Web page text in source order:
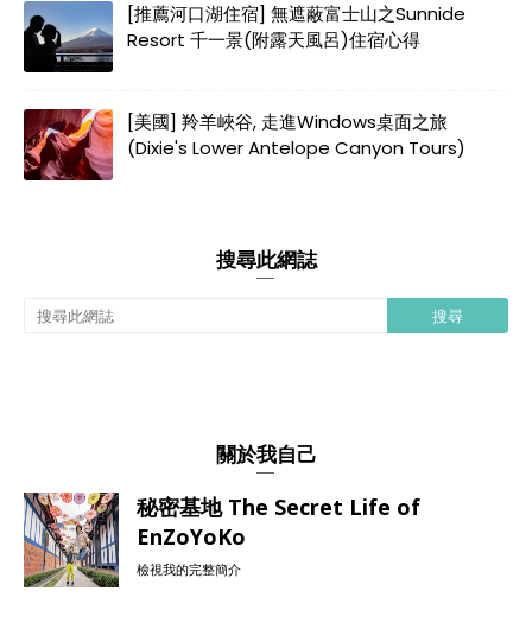
[推薦河口湖住宿] 無遮蔽富士山之Sunnide
Resort 千一景(附露天風呂)住宿心得
[美國] 羚羊峽谷, 走進Windows桌面之旅
(Dixie's Lower Antelope Canyon Tours)
搜尋此網誌
關於我自己
秘密基地 The Secret Life of
EnZoYoKo
檢視我的完整簡介